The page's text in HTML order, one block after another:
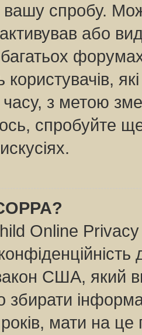
вашу спробу.
або
часу, з метою
спробуйте
Online
США, який
збирати
мати на це